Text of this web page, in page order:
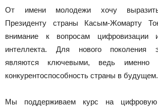
От имени молодежи хочу выразить
Президенту страны Касым-Жомарту
внимание к вопросам цифровизации и
интеллекта. Для нового поколения
являются ключевыми, ведь именно
конкурентоспособность страны в будущем.
Мы поддерживаем курс на цифровую